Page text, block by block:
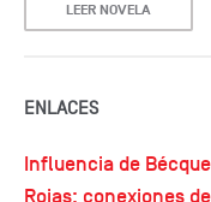
LEER NOVELA
ENLACES
Influencia de
Rojas: conexiones